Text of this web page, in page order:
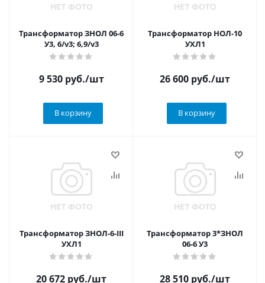
Трансформатор ЗНОЛ 06-6
У3, 6/v3; 6,9/v3
9 530руб./шт
В корзину
Трансформатор НОЛ-10
УХЛ1
26 600 руб./шт
В корзину
Трансформатор ЗНОЛ-6-III
УХЛ1
20 672 руб./шт
Трансформатор 3*ЗНОЛ
06-6 У3
28 510 руб./шт